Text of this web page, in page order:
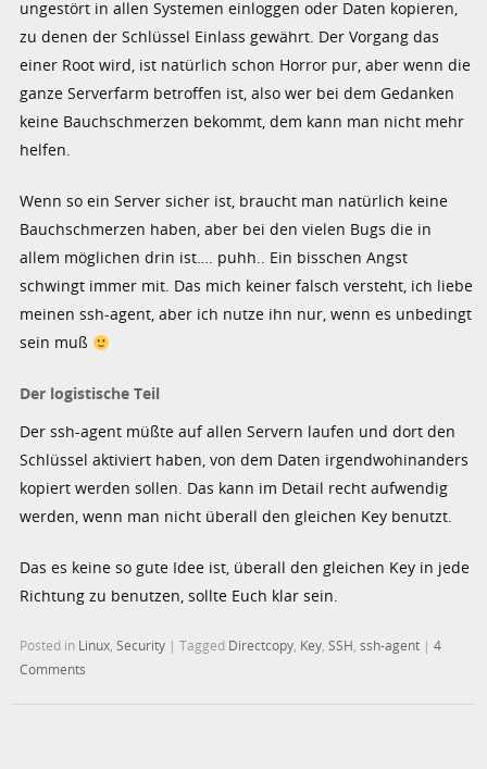
ungestört in allen Systemen einloggen oder Daten kopieren,
zu denen der Schlüssel Einlass gewährt. Der Vorgang das
einer Root wird, ist natürlich schon Horror pur, aber wenn die
ganze Serverfarm betroffen ist, also wer bei dem Gedanken
keine Bauchschmerzen bekommt, dem kann man nicht mehr
helfen.
Wenn so ein Server sicher ist, braucht man natürlich keine
Bauchschmerzen haben, aber bei den vielen Bugs die in
allem möglichen drin ist…. puhh.. Ein bisschen Angst
schwingt immer mit. Das mich keiner falsch versteht, ich liebe
meinen ssh-agent, aber ich nutze ihn nur, wenn es unbedingt
sein muß
Der logistische Teil
Der ssh-agent müßte auf allen Servern laufen und dort den
Schlüssel aktiviert haben, von dem Daten irgendwohinanders
kopiert werden sollen. Das kann im Detail recht aufwendig
werden, wenn man nicht überall den gleichen Key benutzt.
Das es keine so gute Idee ist, überall den gleichen Key in jede
Richtung zu benutzen, sollte Euch klar sein.
Posted in Linux ,Security |Tagged Directcopy Key ,SSH ,ssh-agent |4
Comments